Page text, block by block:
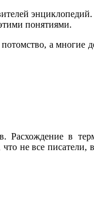
понятиями.
а
Расхождение в
не все